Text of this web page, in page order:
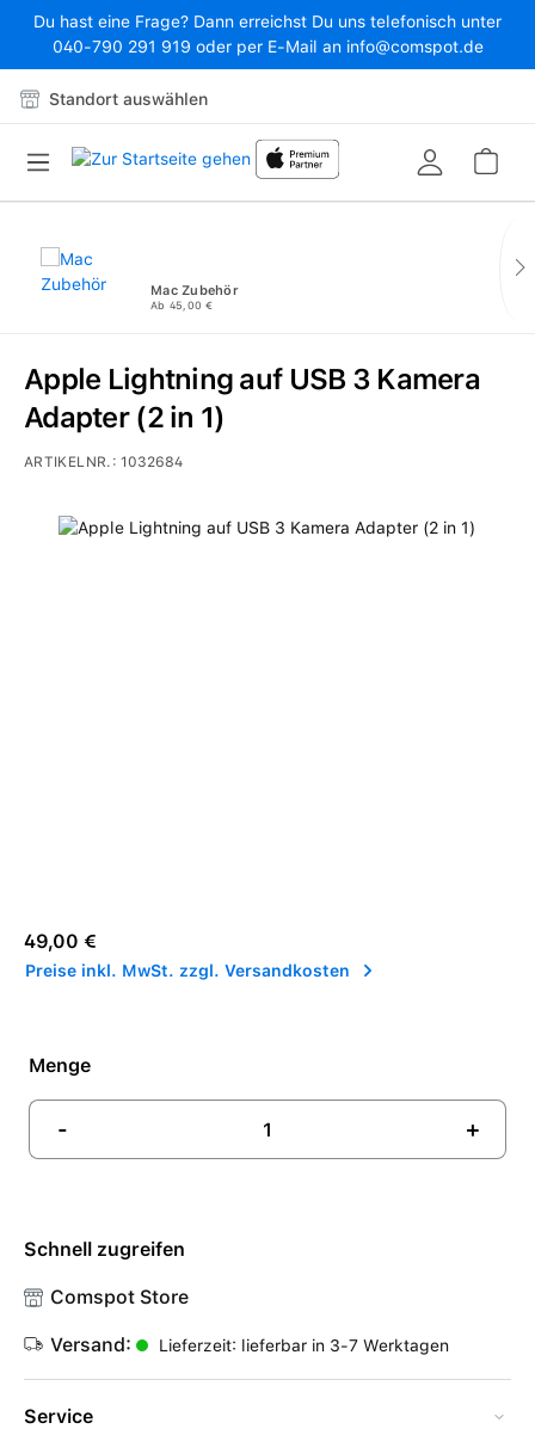
Zum Hauptinhalt springen
Du hast eine Frage? Dann erreichst Du uns telefonisch unter
040-790 291 919 oder per E-Mail an info@comspot.de
Standort auswählen
Mac Zubehör
Ab 45,00 €
Bildergalerie überspringen
Apple Lightning auf USB 3 Kamera
Adapter (2 in 1)
ARTIKELNR.:1032684
Regulärer Preis:
49,00 €
Preise inkl. MwSt. zzgl. Versandkosten
Menge
- +
Schnell zugreifen
Comspot Store
Versand: Lieferzeit: lieferbar in 3-7 Werktagen
Service